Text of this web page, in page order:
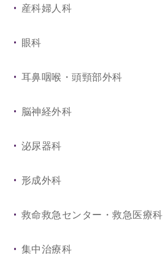
産科婦人科
眼科
耳鼻咽喉・頭頸部外科
脳神経外科
泌尿器科
形成外科
救命救急センター・救急医療科
集中治療科